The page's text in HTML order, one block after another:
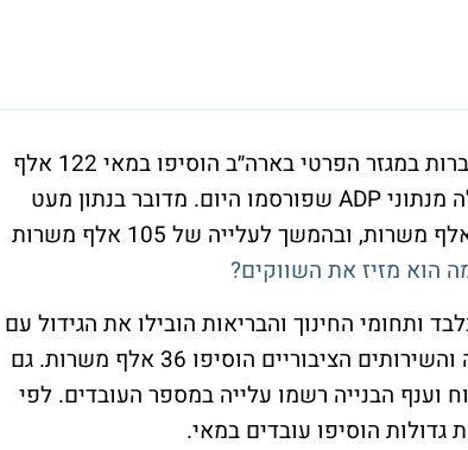
שוק העבודה האמריקאי מראה סימני התחזקות. החברות במגזר הפרטי בארה״ב הוסיפו במאי 122 אלף
משרות, הנתון הגבוה ביותר מאז ינואר 2025, כך עולה מנתוני ADP שפורסמו היום. מדובר בנתון מעט
גבוה מתחזיות הכלכלנים, שצפו תוספת של כ-120 אלף משרות, ובהמשך לעלייה של 105 אלף משרות
הוא מזיז את השווקים?
ותחומי החינוך והבריאות הובילו את הגידול עם
תוספת של 57 אלף משרות. ענפי המסחר, התחבורה והשירותים הציבוריים הוסיפו 36 אלף משרות. גם
וענף הבנייה רשמו עלייה במספר העובדים. לפי